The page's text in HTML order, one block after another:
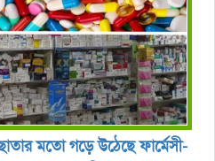
মতো গড়ে উঠেছে ফার্মেসী-